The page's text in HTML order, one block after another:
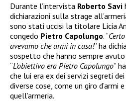
Durante l’intervista Roberto Savi
dichiarazioni sulla strage
sono stati uccisi la titolare Licia
congedo Pietro Capolungo. “
avevamo che armi in casa!” ha
sospetto che hanno sempre
“L’obiettivo era Pietro Capolungo”
che lui era ex dei servizi segreti dei
diverse cose, come un giro d’armi
quell’armeria.